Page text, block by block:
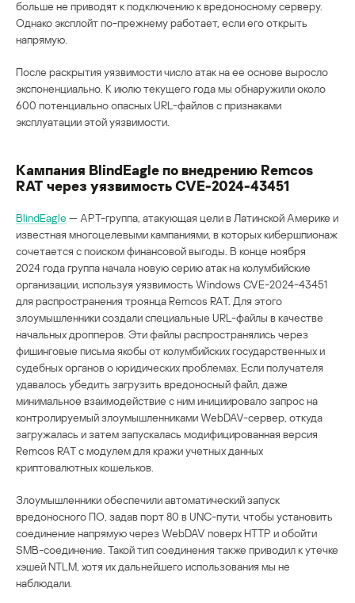
больше не приводят к подключению к вредоносному серверу.
Однако эксплойт по-прежнему работает, если его открыть
напрямую.
После раскрытия уязвимости число атак на ее основе выросло
экспоненциально. К июлю текущего года мы обнаружили около
600 потенциально опасных URL-файлов с признаками
эксплуатации этой уязвимости.
Кампания BlindEagle по внедрению Remcos
RAT через уязвимость CVE-2024-43451
BlindEagle — APT-группа, атакующая цели в Латинской Америке и
известная многоцелевыми кампаниями, в которых кибершпионаж
сочетается с поиском финансовой выгоды. В конце ноября
2024 года группа начала новую серию атак на колумбийские
организации, используя уязвимость Windows CVE-2024-43451
для распространения троянца Remcos RAT. Для этого
злоумышленники создали специальные URL-файлы в качестве
начальных дропперов. Эти файлы распространялись через
фишинговые письма якобы от колумбийских государственных и
судебных органов о юридических проблемах. Если получателя
удавалось убедить загрузить вредоносный файл, даже
минимальное взаимодействие с ним инициировало запрос на
контролируемый злоумышленниками WebDAV-сервер, откуда
загружалась и затем запускалась модифицированная версия
Remcos RAT с модулем для кражи учетных данных
криптовалютных кошельков.
Злоумышленники обеспечили автоматический запуск
вредоносного ПО, задав порт 80 в UNC-пути, чтобы установить
соединение напрямую через WebDAV поверх HTTP и обойти
SMB-соединение. Такой тип соединения также приводил к утечке
хэшей NTLM, хотя их дальнейшего использования мы не
наблюдали.